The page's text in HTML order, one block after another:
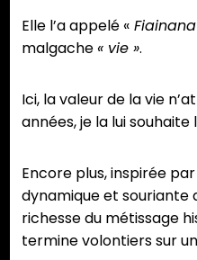
Elle l’a appelé «
malgache« vie ».
Ici, la valeur de la vie
années, je la lui
Encore plus, inspirée
dynamique et souriante
richesse du métissage
termine volontiers sur un